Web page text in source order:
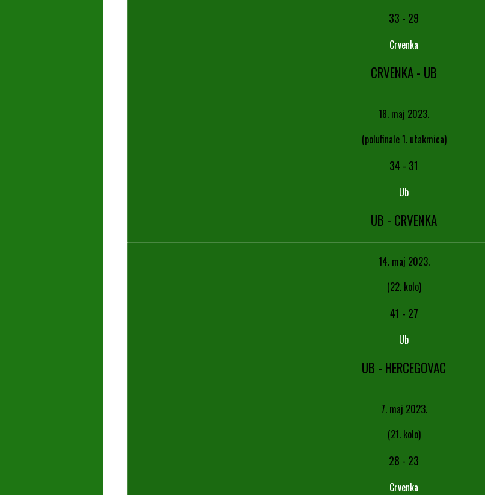
33 - 29
Crvenka
CRVENKA - UB
18. maj 2023.
(polufinale 1. utakmica)
34- 31
Ub
UB - CRVENKA
14. maj 2023.
(22. kolo)
41 - 27
Ub
UB - HERCEGOVAC
7. maj 2023.
(21. kolo)
28 - 23
Crvenka